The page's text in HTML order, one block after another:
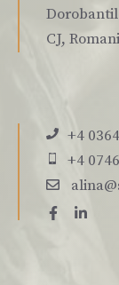
CJ,
+4
+4